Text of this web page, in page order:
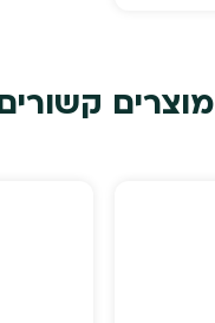
לבחור
מוצרים